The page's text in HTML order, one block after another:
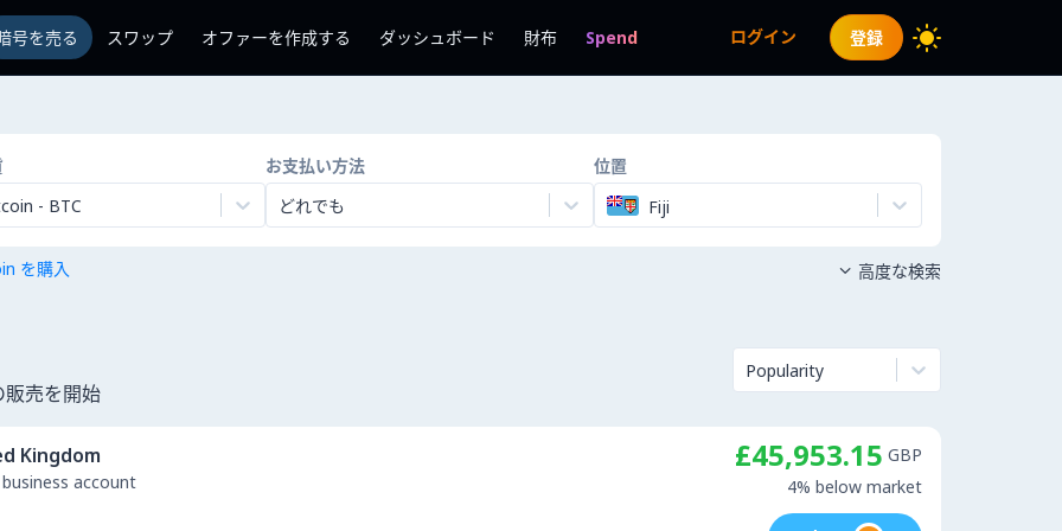
号を売る スワップ オファーを作成する ダッシュボード 財布 Spend ログイン 登録
- BTC
お支払い方法
どれでも
位置
Fiji
を購入  高度な検索
売を開始
Popularity
Kingdom
account
£45,953.15 GBP
4% below market